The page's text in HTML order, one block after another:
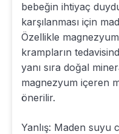
bebeğin ihtiyaç
karşılanması için
Özellikle
krampların
yanı sıra doğal
magnezyum içeren
önerilir.
Yanlış: Maden suyu